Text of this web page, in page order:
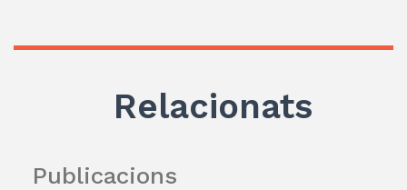
Relacionats
Publicacions